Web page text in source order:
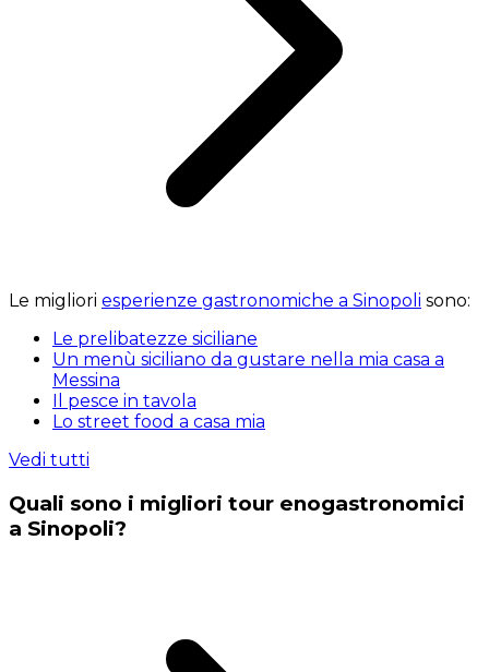
Le migliori esperienze gastronomiche a Sinopoli sono:
Le prelibatezze siciliane
Un menù siciliano da gustare nella mia casa a
Messina
Il pesce in tavola
Lo street food a casa mia
Vedi tutti
Quali sono i migliori tour enogastronomici
a Sinopoli?